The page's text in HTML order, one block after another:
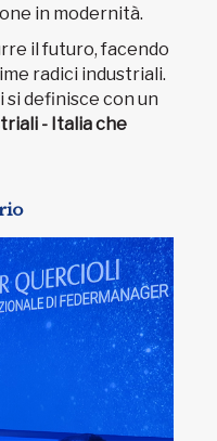
in modernità.
il futuro, facendo
radici industriali.
si definisce con un
- Italia che